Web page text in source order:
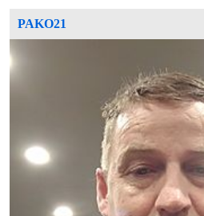
PAKO21